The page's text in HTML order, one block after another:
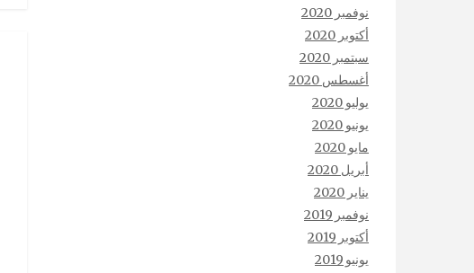
نوفمبر 2020
أكتوبر 2020
سبتمبر 2020
أغسطس 2020
يوليو 2020
يونيو 2020
مايو 2020
أبريل 2020
يناير 2020
نوفمبر 2019
أكتوبر 2019
يونيو 2019